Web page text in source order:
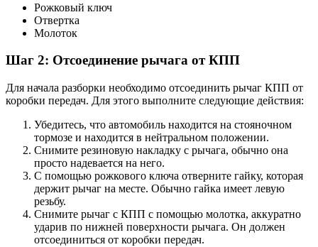
Рожковый ключ
Отвертка
Молоток
Шаг 2: Отсоединение рычага от КПП
Для начала разборки необходимо отсоединить рычаг КПП от
коробки передач. Для этого выполните следующие действия:
Убедитесь, что автомобиль находится на стояночном
тормозе и находится в нейтральном положении.
Снимите резиновую накладку с рычага, обычно она
просто надевается на него.
С помощью рожкового ключа отверните гайку, которая
держит рычаг на месте. Обычно гайка имеет левую
резьбу.
Снимите рычаг с КПП с помощью молотка, аккуратно
ударив по нижней поверхности рычага. Он должен
отсоединиться от коробки передач.